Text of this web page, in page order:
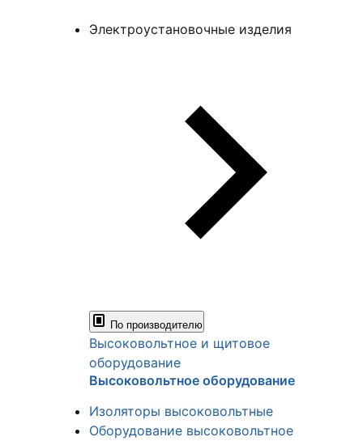
Электроустановочные изделия
По производителю
Высоковольтное и щитовое
оборудование
Высоковольтное оборудование
Изоляторы высоковольтные
Оборудование высоковольтное